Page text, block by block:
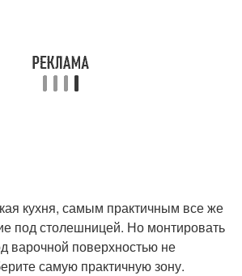
кухня, самым практичным все же
под столешницей. Но монтировать
варочной поверхностью не
самую практичную зону.